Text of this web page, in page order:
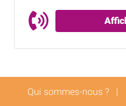
Qui sommes-nous ? |